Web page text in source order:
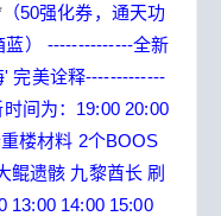
（50强化券，通天功
）
--------------全新
完美诠释-------------
时间为：19:00 20:00
楼材料 2个BOOS
鲲遗骸 九黎酋长 刷
13:00 14:00 15:00